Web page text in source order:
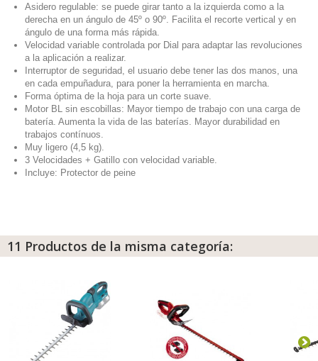
Asidero regulable: se puede girar tanto a la izquierda como a la
derecha en un ángulo de 45º o 90º. Facilita el recorte vertical y en
ángulo de una forma más rápida.
Velocidad variable controlada por Dial para adaptar las revoluciones
a la aplicación a realizar.
Interruptor de seguridad, el usuario debe tener las dos manos, una
en cada empuñadura, para poner la herramienta en marcha.
Forma óptima de la hoja para un corte suave.
Motor BL sin escobillas: Mayor tiempo de trabajo con una carga de
batería. Aumenta la vida de las baterías. Mayor durabilidad en
trabajos contínuos.
Muy ligero (4,5 kg).
3 Velocidades + Gatillo con velocidad variable.
Incluye: Protector de peine
11 Productos de la misma categoría: